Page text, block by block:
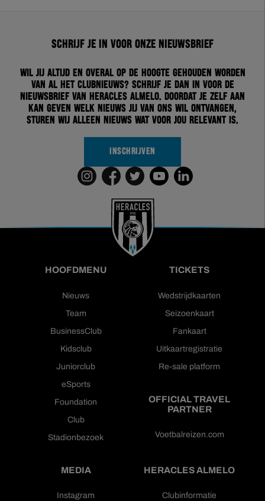
Schrijf je in voor onze nieuwsbrief
Wil jij altijd en overal op de hoogte gehouden worden
van al het clubnieuws? Schrijf je dan in voor de
nieuwsbrief van Heracles Almelo. Doordat je zelf aan
kan geven welk nieuws jij van ons wil ontvangen,
sturen wij alleen nieuws wat voor jou relevant is.
INSCHRIJVEN
HOOFDMENU
Nieuws
Team
BusinessClub
Kidsclub
Juniorclub
eSports
Foundation
Club
Stadionbezoek
TICKETS
Wedstrijdkaarten
Seizoenkaart
Fankaart
Uitkaartregistratie
Re-sale platform
OFFICIAL TRAVEL
PARTNER
Voetbalreizen.com
MEDIA
Instagram
HERACLES ALMELO
Clubinformatie